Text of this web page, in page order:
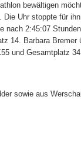
bewältigen
Uhr stoppte für
2:45:07
14. Barbara Bremer
und Gesamtplatz
sowie aus